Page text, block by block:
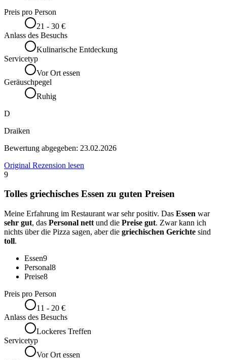
Preis pro Person
21 - 30 €
Anlass des Besuchs
Kulinarische Entdeckung
Servicetyp
Vor Ort essen
Geräuschpegel
Ruhig
D
Draiken
Bewertung abgegeben: 23.02.2026
Original Rezension lesen
9
Tolles griechisches Essen zu guten Preisen
Meine Erfahrung im Restaurant war sehr positiv. Das Essen war
sehr gut, das Personal nett und die Preise gut. Zwar kann ich
nichts über die Pizza sagen, aber die griechischen Gerichte sind
toll.
Essen9
Personal8
Preise8
Preis pro Person
11 - 20 €
Anlass des Besuchs
Lockeres Treffen
Servicetyp
Vor Ort essen